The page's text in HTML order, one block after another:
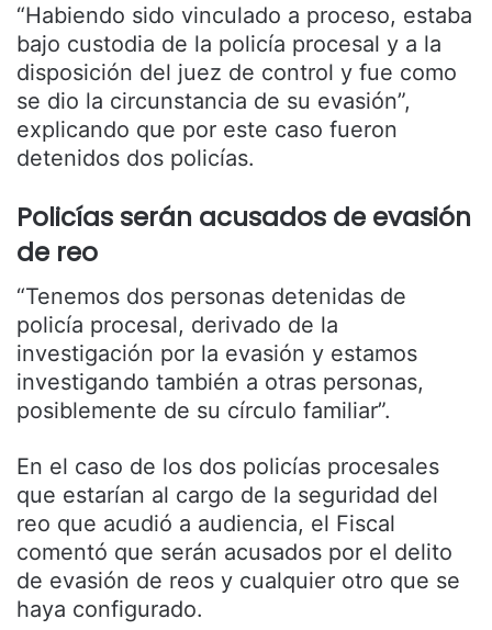
“Habiendo sido vinculado a proceso, estaba
bajo custodia de la policía procesal y a la
disposición del juez de control y fue como
se dio la circunstancia de su evasión”,
explicando que por este caso fueron
detenidos dos policías.
Policías serán acusados de evasión
de reo
“Tenemos dos personas detenidas de
policía procesal, derivado de la
investigación por la evasión y estamos
investigando también a otras personas,
posiblemente de su círculo familiar”.
En el caso de los dos policías procesales
que estarían al cargo de la seguridad del
reo que acudió a audiencia, el Fiscal
comentó que serán acusados por el delito
de evasión de reos y cualquier otro que se
haya configurado.